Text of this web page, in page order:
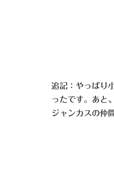
追記：やっぱり
ったです。あと
ジャンカスの仲